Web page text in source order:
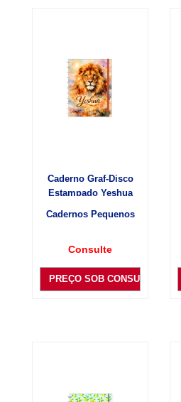
Caderno Graf-Disco
Estampado Yeshua
Cadernos Pequenos
Consulte
PREÇO SOB CONSULTA